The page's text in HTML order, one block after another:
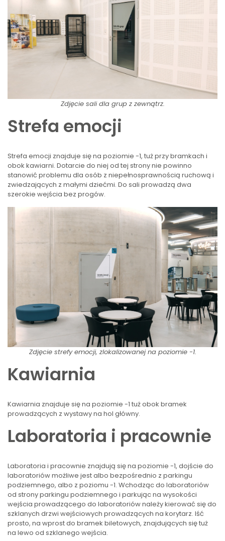
Zdjęcie sali dla grup z zewnątrz.
Strefa emocji
Strefa emocji znajduje się na poziomie -1, tuż przy bramkach i
obok kawiarni. Dotarcie do niej od tej strony nie powinno
stanowić problemu dla osób z niepełnosprawnością ruchową i
zwiedzających z małymi dziećmi. Do sali prowadzą dwa
szerokie wejścia bez progów.
Zdjęcie strefy emocji, zlokalizowanej na poziomie -1.
Kawiarnia
Kawiarnia znajduje się na poziomie -1 tuż obok bramek
prowadzących z wystawy na hol główny.
Laboratoria i pracownie
Laboratoria i pracownie znajdują się na poziomie -1, dojście do
laboratoriów możliwe jest albo bezpośrednio z parkingu
podziemnego, albo z poziomu -1. Wchodząc do laboratoriów
od strony parkingu podziemnego i parkując na wysokości
wejścia prowadzącego do laboratoriów należy kierować się do
szklanych drzwi wejściowych prowadzących na korytarz. Iść
prosto, na wprost do bramek biletowych, znajdujących się tuż
na lewo od szklanego wejścia.